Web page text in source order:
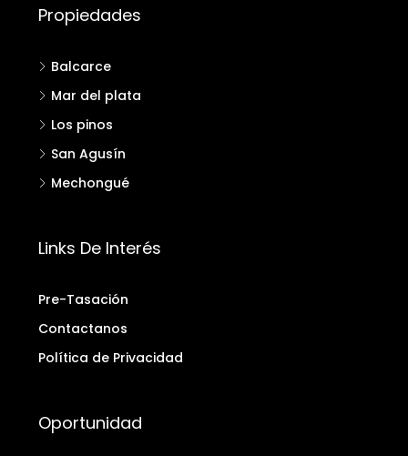
Propiedades
Balcarce
Mar del plata
Los pinos
San Agusín
Mechongué
Links De Interés
Pre-Tasación
Contactanos
Política de Privacidad
Oportunidad